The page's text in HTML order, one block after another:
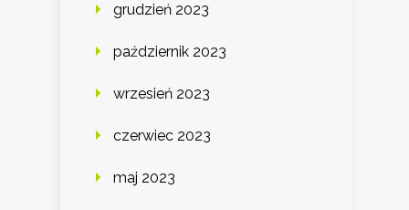
grudzień 2023
październik 2023
wrzesień 2023
czerwiec 2023
maj 2023